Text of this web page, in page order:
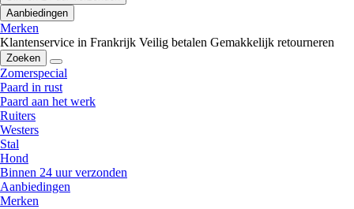
Aanbiedingen
Merken
Klantenservice in Frankrijk Veilig betalen Gemakkelijk retourneren
Zoeken
Zomerspecial
Paard in rust
Paard aan het werk
Ruiters
Westers
Stal
Hond
Binnen 24 uur verzonden
Aanbiedingen
Merken